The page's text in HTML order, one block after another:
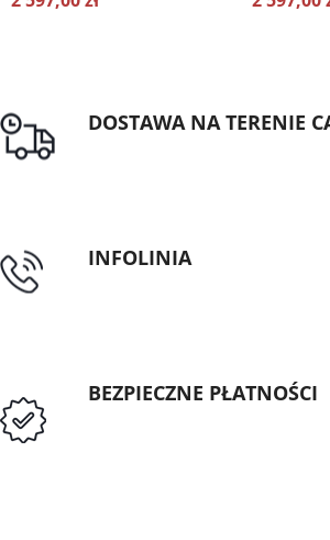
DOSTAWA NA TERENIE
INFOLINIA
BEZPIECZNE PŁATNOŚCI